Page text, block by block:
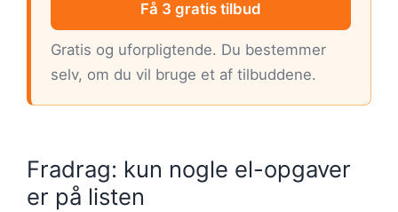
Få 3 gratis tilbud
Gratis og uforpligtende. Du bestemmer
selv, om du vil bruge et af tilbuddene.
Fradrag: kun nogle el-opgaver
er på listen